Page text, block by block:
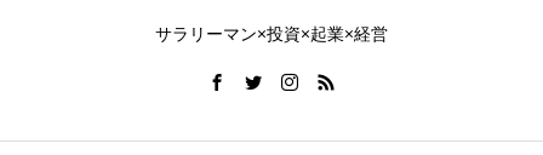
サラリーマン×投資×起業×経営